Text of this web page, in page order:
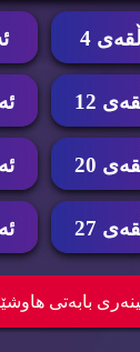
4
12
20
27
بابه‌تی
26